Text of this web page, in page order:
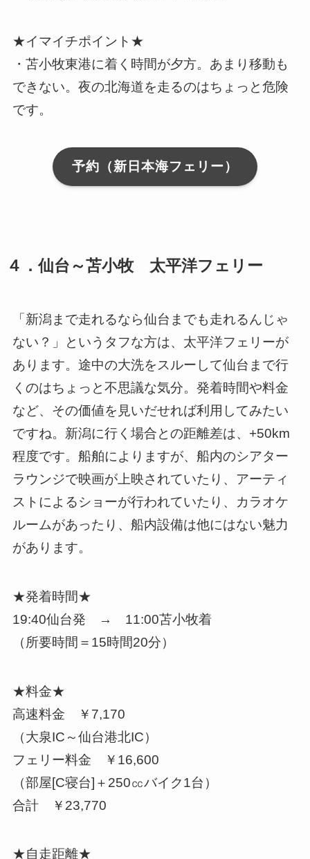
★イマイチポイント★
・苫小牧東港に着く時間が夕方。あまり移動も
できない。夜の北海道を走るのはちょっと危険
です。
予約（新日本海フェリー）
４．仙台～苫小牧 太平洋フェリー
「新潟まで走れるなら仙台までも走れるんじゃ
ない？」というタフな方は、太平洋フェリーが
あります。途中の大洗をスルーして仙台まで行
くのはちょっと不思議な気分。発着時間や料金
など、その価値を見いだせれば利用してみたい
ですね。新潟に行く場合との距離差は、+50km
程度です。船舶によりますが、船内のシアター
ラウンジで映画が上映されていたり、アーティ
ストによるショーが行われていたり、カラオケ
ルームがあったり、船内設備は他にはない魅力
があります。
★発着時間★
19:40仙台発 → 11:00苫小牧着
（所要時間＝15時間20分）
★料金★
高速料金 ￥7,170
（大泉IC～仙台港北IC）
フェリー料金 ￥16,600
（部屋[C寝台]＋250㏄バイク1台）
合計 ￥23,770
★自走距離★